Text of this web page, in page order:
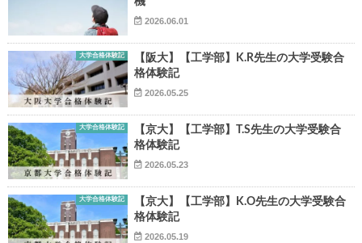
2026.06.01
大学合格体験記
【阪大】【工学部】K.R先生の大学受験合
格体験記
2026.05.25
大学合格体験記
【京大】【工学部】T.S先生の大学受験合
格体験記
2026.05.23
大学合格体験記
【京大】【工学部】K.O先生の大学受験合
格体験記
2026.05.19